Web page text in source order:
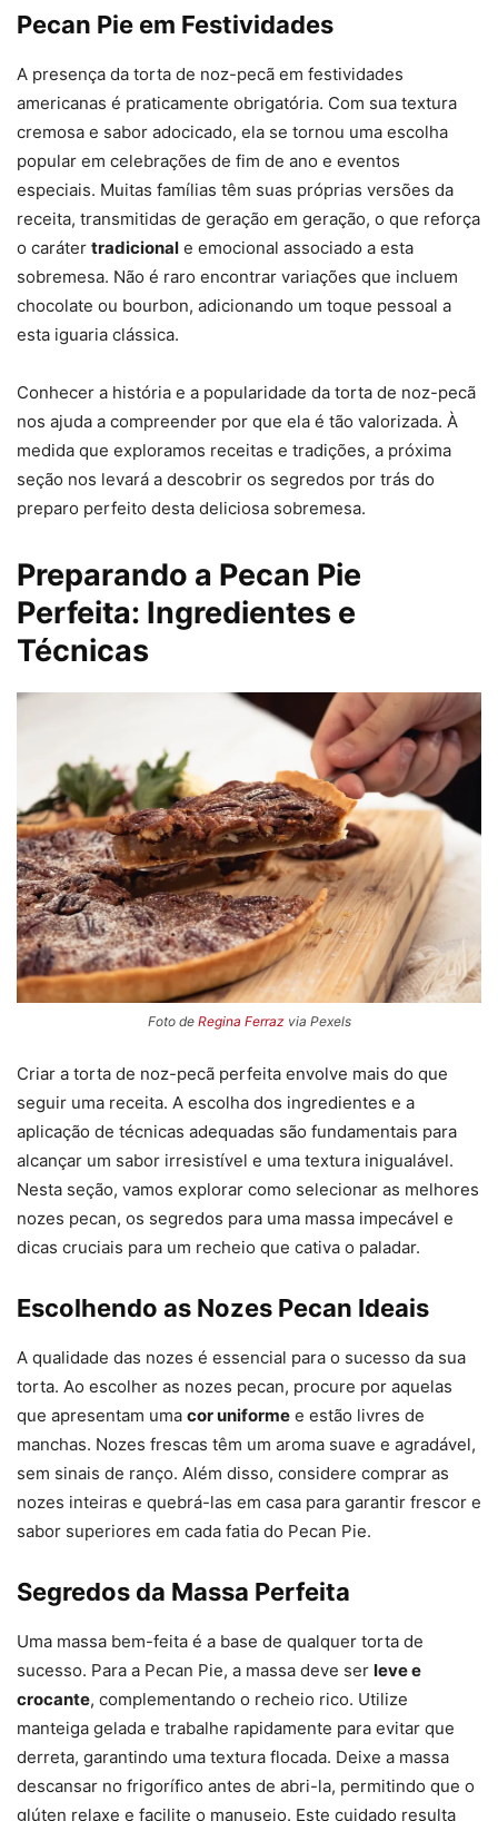
Pecan Pie em Festividades
A presença da torta de noz-pecã em festividades
americanas é praticamente obrigatória. Com sua textura
cremosa e sabor adocicado, ela se tornou uma escolha
popular em celebrações de fim de ano e eventos
especiais. Muitas famílias têm suas próprias versões da
receita, transmitidas de geração em geração, o que reforça
o caráter tradicional e emocional associado a esta
sobremesa. Não é raro encontrar variações que incluem
chocolate ou bourbon, adicionando um toque pessoal a
esta iguaria clássica.
Conhecer a história e a popularidade da torta de noz-pecã
nos ajuda a compreender por que ela é tão valorizada. À
medida que exploramos receitas e tradições, a próxima
seção nos levará a descobrir os segredos por trás do
preparo perfeito desta deliciosa sobremesa.
Preparando a Pecan Pie
Perfeita: Ingredientes e
Técnicas
Foto de Regina Ferrazvia Pexels
Criar a torta de noz-pecã perfeita envolve mais do que
seguir uma receita. A escolha dos ingredientes e a
aplicação de técnicas adequadas são fundamentais para
alcançar um sabor irresistível e uma textura inigualável.
Nesta seção, vamos explorar como selecionar as melhores
nozes pecan, os segredos para uma massa impecável e
dicas cruciais para um recheio que cativa o paladar.
Escolhendo as Nozes Pecan Ideais
A qualidade das nozes é essencial para o sucesso da sua
torta. Ao escolher as nozes pecan, procure por aquelas
que apresentam uma cor uniforme e estão livres de
manchas. Nozes frescas têm um aroma suave e agradável,
sem sinais de ranço. Além disso, considere comprar as
nozes inteiras e quebrá-las em casa para garantir frescor e
sabor superiores em cada fatia do Pecan Pie.
Segredos da Massa Perfeita
Uma massa bem-feita é a base de qualquer torta de
sucesso. Para a Pecan Pie, a massa deve ser leve e
crocante, complementando o recheio rico. Utilize
manteiga gelada e trabalhe rapidamente para evitar que
derreta, garantindo uma textura flocada. Deixe a massa
descansar no frigorífico antes de abri-la, permitindo que o
glúten relaxe e facilite o manuseio. Este cuidado resulta